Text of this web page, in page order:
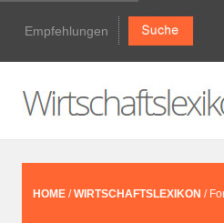
Empfehlungen
HOME /WIRTSCHAFTSLEXIKON /